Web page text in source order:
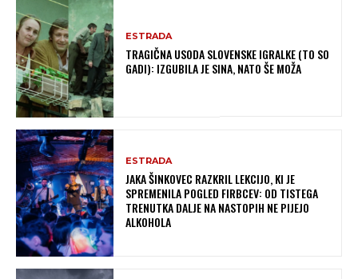
ESTRADA
TRAGIČNA USODA SLOVENSKE IGRALKE (TO SO
GADI): IZGUBILA JE SINA, NATO ŠE MOŽA
ESTRADA
JAKA ŠINKOVEC RAZKRIL LEKCIJO, KI JE
SPREMENILA POGLED FIRBCEV: OD TISTEGA
TRENUTKA DALJE NA NASTOPIH NE PIJEJO
ALKOHOLA